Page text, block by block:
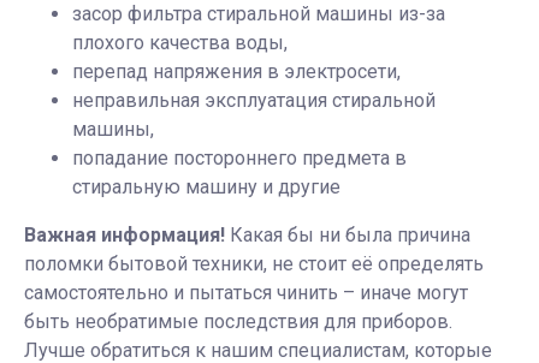
засор фильтра стиральной машины из-за
плохого качества воды,
перепад напряжения в электросети,
неправильная эксплуатация стиральной
машины,
попадание постороннего предмета в
стиральную машину и другие
Важная информация! Какая бы ни была причина
поломки бытовой техники, не стоит её определять
самостоятельно и пытаться чинить – иначе могут
быть необратимые последствия для приборов.
Лучше обратиться к нашим специалистам, которые